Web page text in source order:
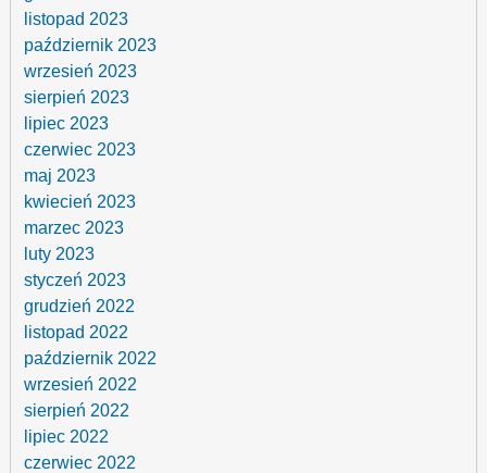
listopad 2023
październik 2023
wrzesień 2023
sierpień 2023
lipiec 2023
czerwiec 2023
maj 2023
kwiecień 2023
marzec 2023
luty 2023
styczeń 2023
grudzień 2022
listopad 2022
październik 2022
wrzesień 2022
sierpień 2022
lipiec 2022
czerwiec 2022